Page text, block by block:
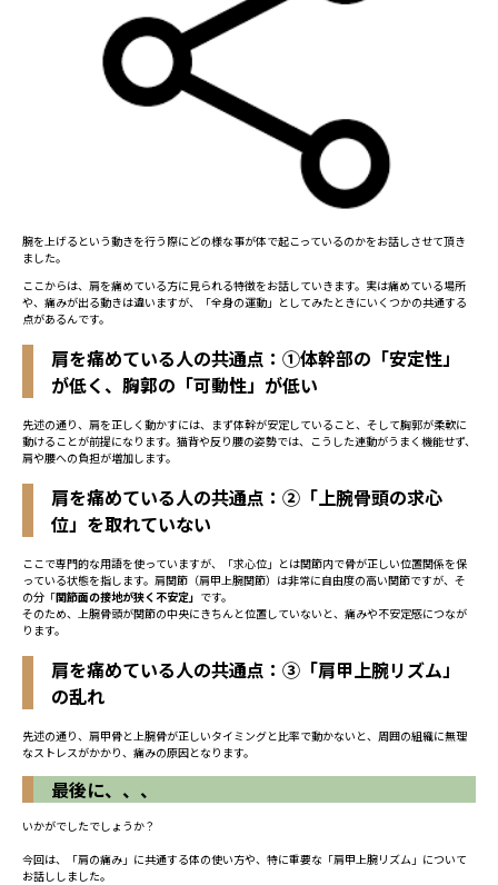
腕を上げるという動きを行う際にどの様な事が体で起こっているのかをお話しさせて頂き
ました。
ここからは、肩を痛めている方に見られる特徴をお話していきます。実は痛めている場所
や、痛みが出る動きは違いますが、「全身の運動」としてみたときにいくつかの共通する
点があるんです。
肩を痛めている人の共通点：①体幹部の「安定性」
が低く、胸郭の「可動性」が低い
先述の通り、肩を正しく動かすには、まず体幹が安定していること、そして胸郭が柔軟に
動けることが前提になります。猫背や反り腰の姿勢では、こうした連動がうまく機能せず、
肩や腰への負担が増加します。
肩を痛めている人の共通点：②「上腕骨頭の求心
位」を取れていない
ここで専門的な用語を使っていますが、「求心位」とは関節内で骨が正しい位置関係を保
っている状態を指します。肩関節（肩甲上腕関節）は非常に自由度の高い関節ですが、そ
の分「関節面の接地が狭く不安定」 です。
そのため、上腕骨頭が関節の中央にきちんと位置していないと、痛みや不安定感につなが
ります。
肩を痛めている人の共通点：③「肩甲上腕リズム」
の乱れ
先述の通り、肩甲骨と上腕骨が正しいタイミングと比率で動かないと、周囲の組織に無理
なストレスがかかり、痛みの原因となります。
最後に、、、
いかがでしたでしょうか？
今回は、「肩の痛み」に共通する体の使い方や、特に重要な「肩甲上腕リズム」について
お話ししました。